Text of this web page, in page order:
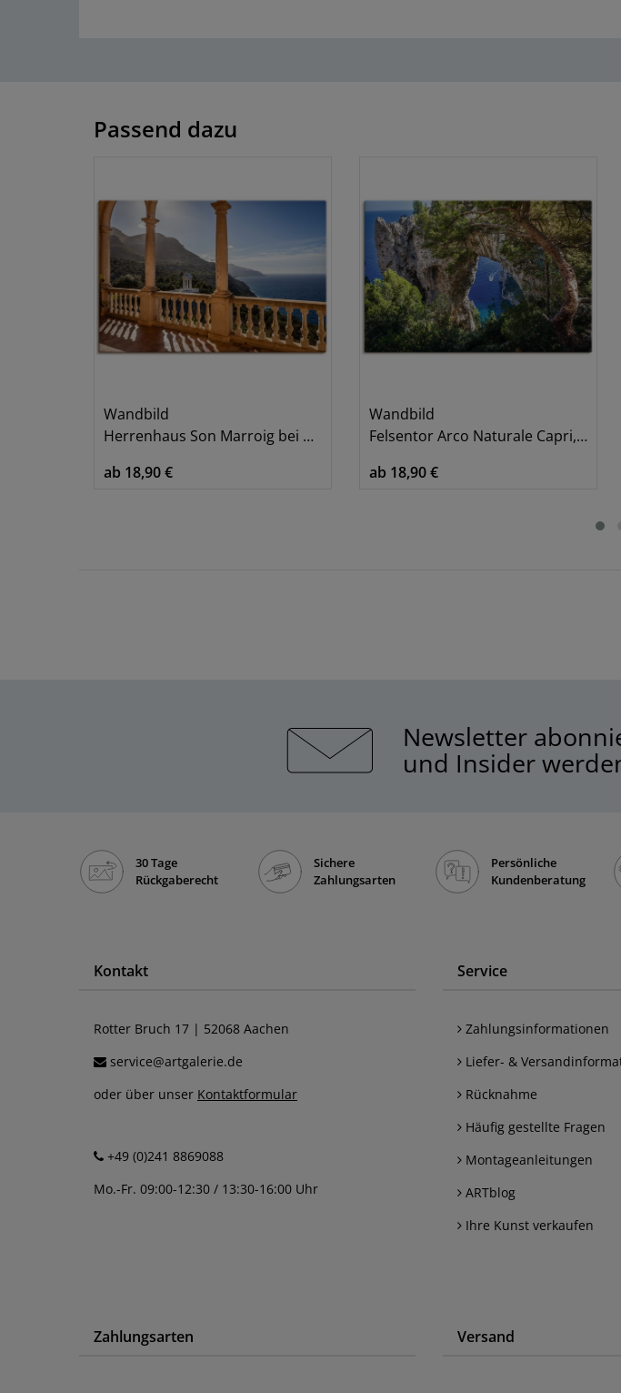
Passend dazu
Wandbild
Herrenhaus Son Marroig bei Deià Mallorca
ab 18,90 €
Wandbild
Felsentor Arco Naturale Capri, Italien
ab 18,90 €
Newsletter
und Insider
30 Tage
Rückgaberecht
Sichere
Zahlungsarten
Persönliche
Kundenberatung
Kontakt
Rotter Bruch 17 | 52068 Aachen
service@artgalerie.de
oder über unser Kontaktformular
+49 (0)241 8869088
Mo.-Fr. 09:00-12:30 / 13:30-16:00 Uhr
Service
Zahlungsinformationen
Liefer- &
Rücknahme
Häufig gestellte Fragen
Montageanleitungen
ARTblog
Ihre Kunst verkaufen
Zahlungsarten Versand